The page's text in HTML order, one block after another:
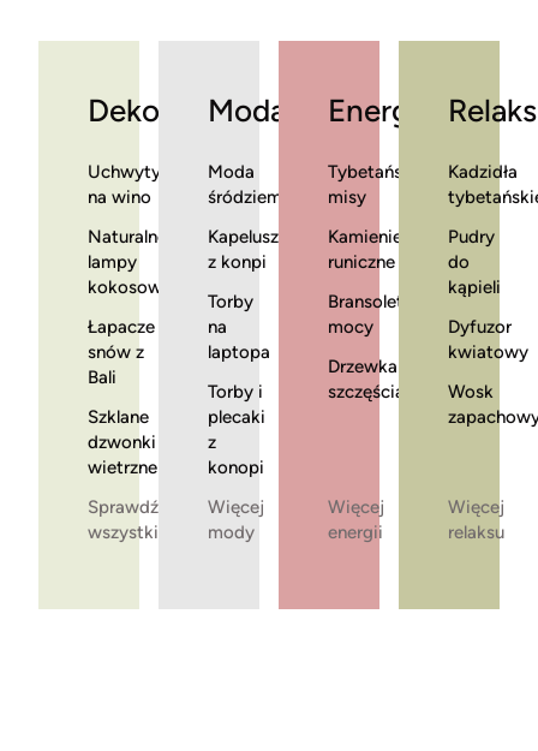
Dekoracje
Uchwyty
na wino
Naturalne
lampy
kokosowe
Łapacze
snów z
Bali
Szklane
dzwonki
wietrzne
Sprawdź
wszystkie
Moda
Moda
śródziemnomorska
Kapelusze
z konpi
Torby
na
laptopa
Torby i
plecaki
z
konopi
Więcej
mody
Energia
Tybetańskie
misy
Kamienie
runiczne
Bransoletki
mocy
Drzewka
szczęścia
Więcej
energii
Relaks
Kadzidła
Pudry
do
kąpieli
Dyfuzor
kwiatowy
Wosk
Więcej
relaksu